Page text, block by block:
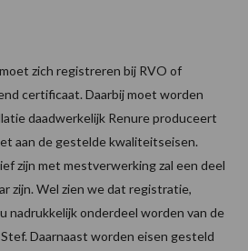
zich registreren bij RVO of
certificaat. Daarbij moet worden
daadwerkelijk Renure produceert
aan de gestelde kwaliteitseisen.
zijn met mestverwerking zal een deel
zijn. Wel zien we dat registratie,
nadrukkelijk onderdeel worden van de
Daarnaast worden eisen gesteld